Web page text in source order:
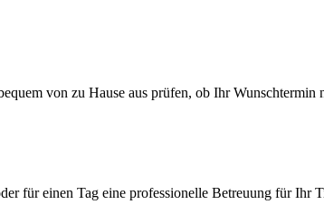
von zu Hause aus prüfen, ob Ihr Wunschtermin
für einen Tag eine professionelle Betreuung für